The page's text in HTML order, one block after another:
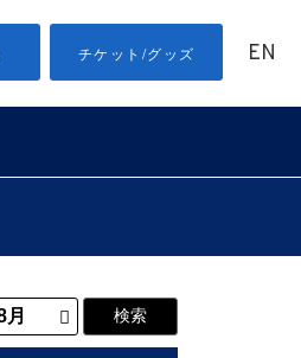
チケット/グッズ EN